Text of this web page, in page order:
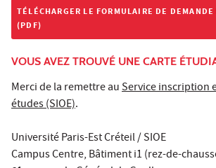
TÉLÉCHARGER LE FORMULAIRE DE
(PDF)
VOUS AVEZ TROUVÉ UNE CARTE
Merci de la remettre auService inscription
études (SIOE).
Université Paris-Est Créteil / SIOE
Campus Centre, Bâtiment i1 (rez-de-